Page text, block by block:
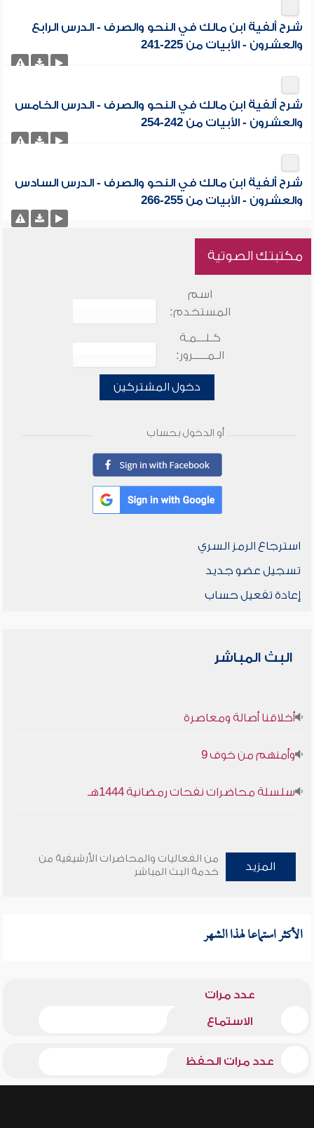
شرح ألفية ابن مالك في النحو والصرف - الدرس الرابع
والعشرون - الأبيات من 225-241
شرح ألفية ابن مالك في النحو والصرف - الدرس الخامس
والعشرون - الأبيات من 242-254
شرح ألفية ابن مالك في النحو والصرف - الدرس السادس
والعشرون - الأبيات من 255-266
مكتبتك الصوتية
اسم
المستخدم:
كـلـــمـة
الـمـــــرور:
دخول المشتركين
أو الدخول بحساب
استرجاع الرمز السري
تسجيل عضو جديد
إعادة تفعيل حساب
البث المباشر
أخلاقنا أصالة ومعاصرة
وأمنهم من خوف 9
سلسلة محاضرات نفحات رمضانية 1444هـ
المزيد
من الفعاليات والمحاضرات الأرشيفية من
خدمة البث المباشر
الأكثر استماعا لهذا الشهر
عدد مرات
الاستماع
عدد مرات الحفظ